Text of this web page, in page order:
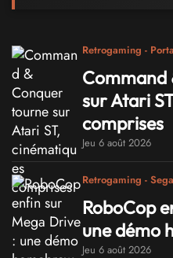
Retrogaming -
Command
sur Atari
comprises
Jeu 6 août 2026
Retrogaming -
RoboCop
une démo
Jeu 6 août 2026